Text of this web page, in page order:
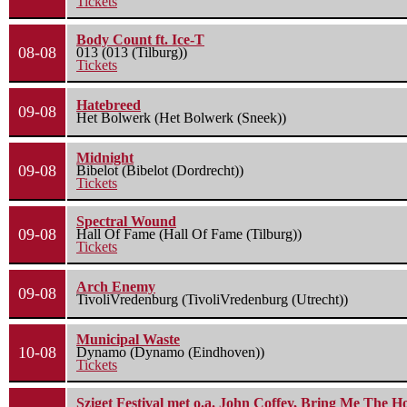
08-08
Body Count ft. Ice-T
013 (013 (Tilburg))
Tickets
09-08
Hatebreed
Het Bolwerk (Het Bolwerk (Sneek))
09-08
Midnight
Bibelot (Bibelot (Dordrecht))
Tickets
09-08
Spectral Wound
Hall Of Fame (Hall Of Fame (Tilburg))
Tickets
09-08
Arch Enemy
TivoliVredenburg (TivoliVredenburg (Utrecht))
10-08
Municipal Waste
Dynamo (Dynamo (Eindhoven))
Tickets
Sziget Festival met o.a. John Coffey, Bring Me The